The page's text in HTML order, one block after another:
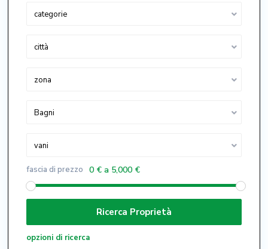
categorie
città
zona
Bagni
vani
fascia di prezzo 0 € a 5,000 €
opzioni di ricerca